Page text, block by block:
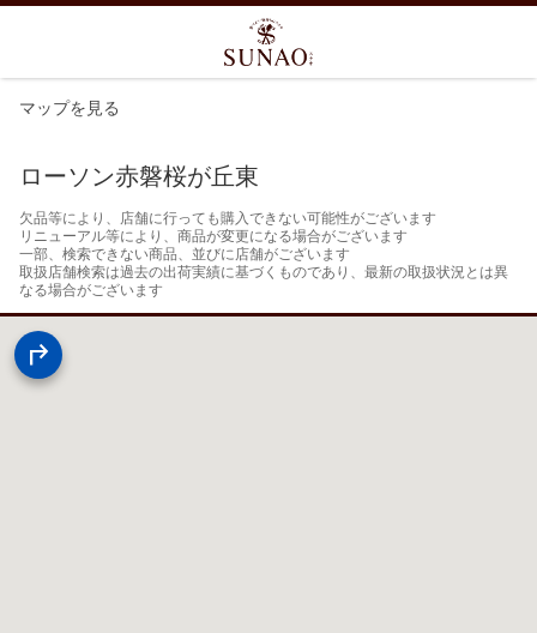
マップを見る
ローソン赤磐桜が丘東
欠品等により、店舗に行っても購入できない可能性がございます
リニューアル等により、商品が変更になる場合がございます
一部、検索できない商品、並びに店舗がございます
取扱店舗検索は過去の出荷実績に基づくものであり、最新の取扱状況とは異
なる場合がございます